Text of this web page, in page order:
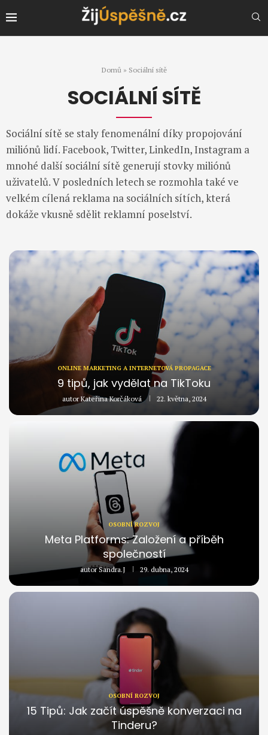
Domů » Sociální sítě
SOCIÁLNÍ SÍTĚ
Sociální sítě se staly fenomenální díky propojování
miliónů lidí. Facebook, Twitter, LinkedIn, Instagram a
mnohé další sociální sítě generují stovky miliónů
uživatelů. V posledních letech se rozmohla také ve
velkém cílená reklama na sociálních sítích, která
dokáže vkusně sdělit reklamní poselství.
ONLINE MARKETING A INTERNETOVÁ PROPAGACE
9 tipů, jak vydělat na TikToku
autorKateřina Korčáková 22. května, 2024
OSOBNÍ ROZVOJ
Meta Platforms: Založení a příběh
společností
autorSandra.J 29. dubna, 2024
OSOBNÍ ROZVOJ
15 Tipů: Jak začít úspěšně konverzaci na
Tinderu?